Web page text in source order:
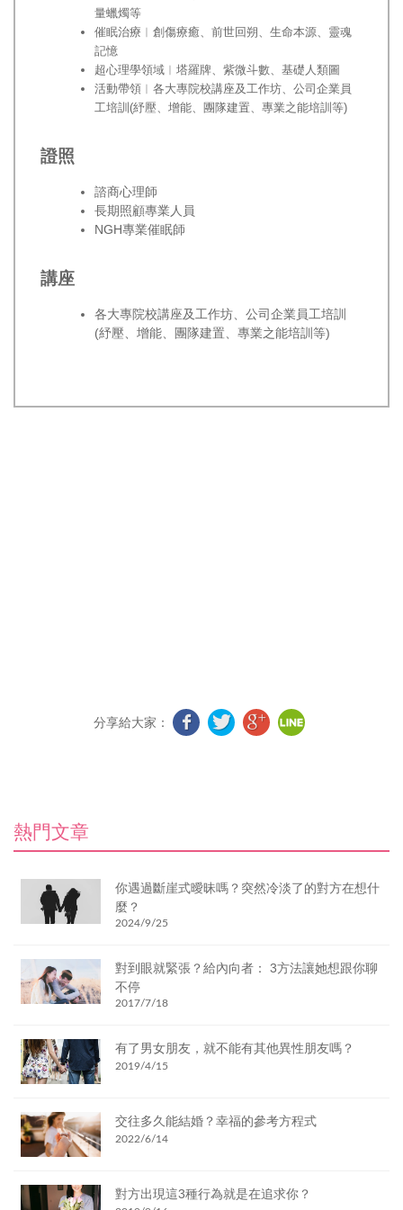
量蠟燭等
催眠治療︱創傷療癒、前世回朔、生命本源、靈魂
記憶
超心理學領域︱塔羅牌、紫微斗數、基礎人類圖
活動帶領︱各大專院校講座及工作坊、公司企業員
工培訓(紓壓、增能、團隊建置、專業之能培訓等)
證照
諮商心理師
長期照顧專業人員
NGH專業催眠師
講座
各大專院校講座及工作坊、公司企業員工培訓
(紓壓、增能、團隊建置、專業之能培訓等)
分享給大家：
熱門文章
你遇過斷崖式曖昧嗎？突然冷淡了的對方在想什
麼？
2024/9/25
對到眼就緊張？給內向者： 3方法讓她想跟你聊
不停
2017/7/18
有了男女朋友，就不能有其他異性朋友嗎？
2019/4/15
交往多久能結婚？幸福的參考方程式
2022/6/14
對方出現這3種行為就是在追求你？